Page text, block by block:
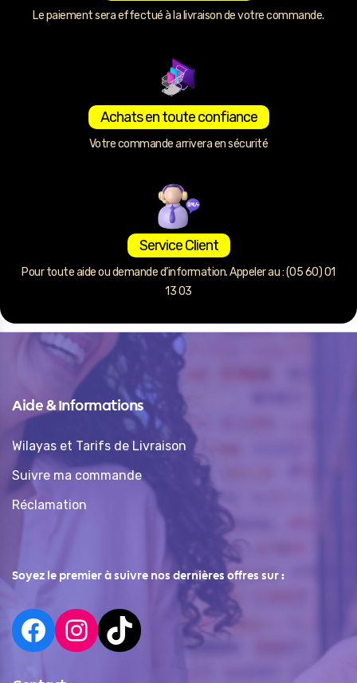
Le paiement sera effectué à la livraison de votre commande.
Achats en toute confiance
Votre commande arrivera en sécurité
Service Client
Pour toute aide ou demande d’information. Appeler au : (05 60) 01
13 03
Aide & Informations
Wilayas et Tarifs de Livraison
Suivre ma commande
Réclamation
Soyez le premier à suivre nos dernières offres sur :